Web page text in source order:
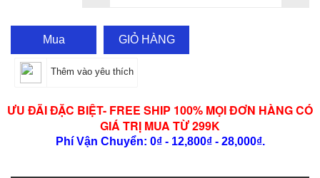
Mua GIỎ HÀNG
Thêm vào yêu thích
ƯU ĐÃI ĐẶC BIỆT- FREE SHIP 100% MỌI ĐƠN HÀNG CÓ
GIÁ TRỊ MUA TỪ 299K
Phí Vận Chuyển: 0₫ - 12,800₫ - 28,000₫.